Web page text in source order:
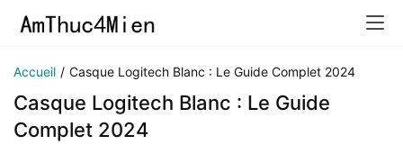
Accueil / Casque Logitech Blanc : Le Guide Complet 2024
Casque Logitech Blanc : Le Guide
Complet 2024